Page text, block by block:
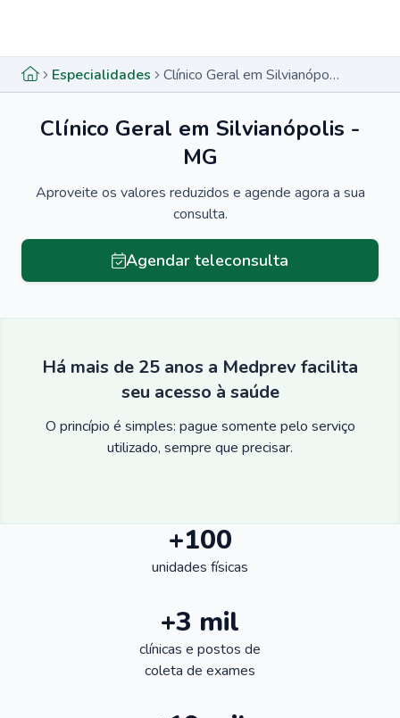
Especialidades Clínico Geral em Silvianópolis - MG
Clínico Geral em Silvianópolis -
MG
Aproveite os valores reduzidos e agende agora a sua
consulta.
Agendar teleconsulta
Há mais de 25 anos a Medprev facilita
seu acesso à saúde
O princípio é simples: pague somente pelo serviço
utilizado, sempre que precisar.
+100
unidades físicas
+3 mil
clínicas e postos de
coleta de exames